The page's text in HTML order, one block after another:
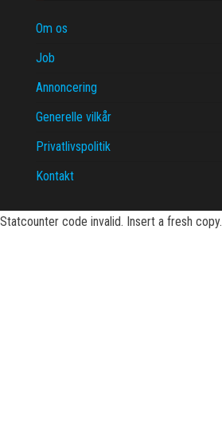
Om os
Job
Annoncering
Generelle vilkår
Privatlivspolitik
Kontakt
Statcounter code invalid. Insert a fresh copy.